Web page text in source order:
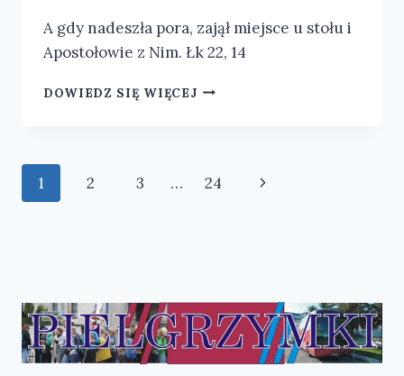
A gdy nadeszła pora, zajął miejsce u stołu i
Apostołowie z Nim. Łk 22, 14
DOWIEDZ SIĘ WIĘCEJWIELKI
Nawigacja
1 2 3 … 24
Następna